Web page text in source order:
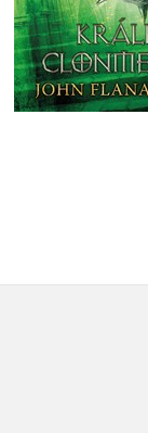
Do košíka
13,59 €